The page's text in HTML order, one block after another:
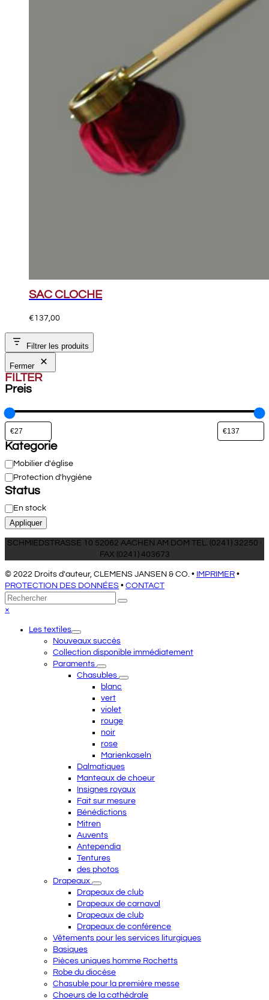
SAC CLOCHE
€137,00
Filtrer les produits
Fermer
FILTER
Preis
Kategorie
Catégorie
Mobilier d'église
Protection d'hygiène
Status
Disponibilité
En stock
Appliquer
SCHMIEDSTRASSE 10 52062 AACHEN AM DOM TEL. (0241) 32250 ·
FAX (0241) 403673
© 2022 Droits d'auteur, CLEMENS JANSEN & CO. • IMPRIMER •
PROTECTION DES DONNÉES • CONTACT
Retour
au
Rechercher
Envoyer
×
menuLes textiles
Nouveaux succès
Collection disponible immédiatement
Paraments
Chasubles
blanc
vert
violet
rouge
noir
rose
Marienkaseln
Dalmatiques
Manteaux de choeur
Insignes royaux
Fait sur mesure
Bénédictions
Mitren
Auvents
Antependia
Tentures
des photos
Drapeaux
Drapeaux de club
Drapeaux de carnaval
Drapeaux de club
Drapeaux de conférence
Vêtements pour les services liturgiques
Basiques
Pièces uniques homme Rochetts
Robe du diocèse
Chasuble pour la première messe
Choeurs de la cathédrale